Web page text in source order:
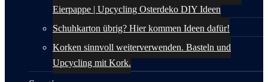
Eierpappe | Upcycling Osterdeko DIY Ideen
Schuhkarton übrig? Hier kommen Ideen dafür!
Korken sinnvoll weiterverwenden. Basteln und
Upcycling mit Kork.